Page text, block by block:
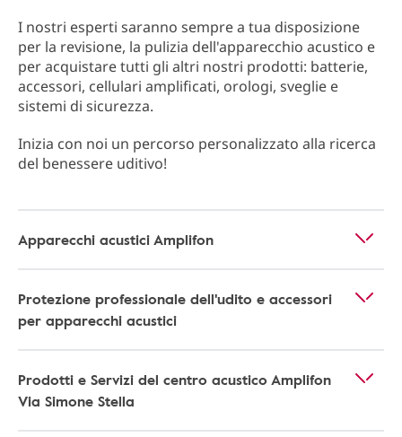
I nostri esperti saranno sempre a tua disposizione
per la revisione, la pulizia dell'apparecchio acustico e
per acquistare tutti gli altri nostri prodotti: batterie,
accessori, cellulari amplificati, orologi, sveglie e
sistemi di sicurezza.
Inizia con noi un percorso personalizzato alla ricerca
del benessere uditivo!
Apparecchi acustici Amplifon
Protezione professionale dell'udito e accessori
per apparecchi acustici
Prodotti e Servizi del centro acustico Amplifon
Via Simone Stella